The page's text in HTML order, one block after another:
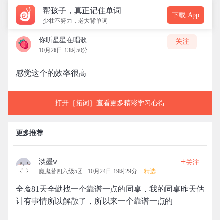
帮孩子，真正记住单词
少壮不努力，老大背单词
下载 App
你听星星在唱歌
10月26日 13时50分
关注
感觉这个的效率很高
打开［拓词］查看更多精彩学习心得
更多推荐
淡墨w
魔鬼营四六级5团 10月24日 19时29分 精选
+关注
全魔81天全勤找一个靠谱一点的同桌，我的同桌昨天估
计有事情所以解散了，所以来一个靠谱一点的